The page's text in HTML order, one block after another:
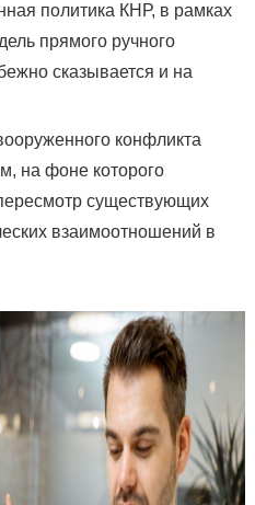
политика КНР, в рамках
прямого ручного
сказывается и на
конфликта
на фоне которого
существующих
взаимоотношений в